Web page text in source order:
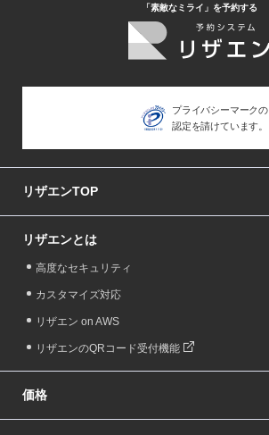
「素敵なミライ」を予約する
プライバシーマークの
認定を請けています。
リザエンTOP
リザエンとは
高度なセキュリティ
カスタマイズ対応
リザエン on AWS
リザエンのQRコード受付機能
価格